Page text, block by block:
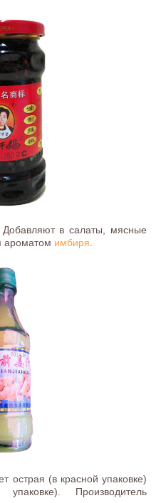
Добавляют в салаты, мясные
ароматом имбиря
острая (в красной упаковке)
Производитель